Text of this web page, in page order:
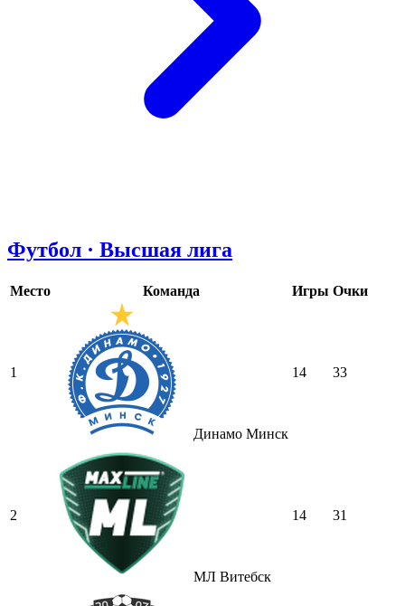
Футбол · Высшая лига
Место Команда Игры Очки
1
Динамо Минск
14 33
2
МЛ Витебск
14 31